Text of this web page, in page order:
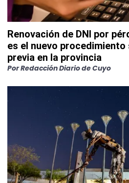
Renovación de DNI por
es el nuevo procedimiento
previa en la provincia
PorRedacción Diario de Cuyo